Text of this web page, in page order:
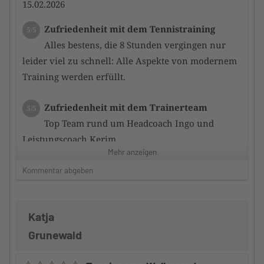
15.02.2026
5/5
Zufriedenheit mit dem Tennistraining
Alles bestens, die 8 Stunden vergingen nur
leider viel zu schnell: Alle Aspekte von modernem
Training werden erfüllt.
5/5
Zufriedenheit mit dem Trainerteam
Top Team rund um Headcoach Ingo und
Leistungscoach Kerim.
Auch die anderen Camptrain er waren sehr
kompetent und motiviert uns zu verbessern.
Top.
Gute Informationen, sowohl vor als auch nach dem
Mehr anzeigen
Kommentar abgeben
Katja
Grunewald